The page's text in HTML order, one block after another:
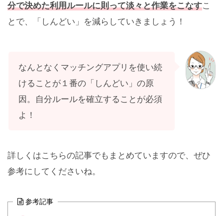
分で決めた利用ルールに則って淡々と作業をこなすこ
とで、「しんどい」を減らしていきましょう！
なんとなくマッチングアプリを使い続
けることが１番の「しんどい」の原
因。自分ルールを確立することが必須
よ！
詳しくはこちらの記事でもまとめていますので、ぜひ
参考にしてくださいね。
参考記事